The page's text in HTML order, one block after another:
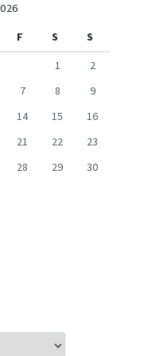
F S
S
1
2
7 8
9
14 15
16
21 22
23
28 29
30